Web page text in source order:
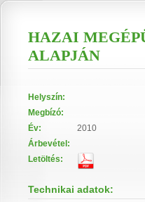
HAZAI
ALAPJÁN
Helyszín:
Megbízó:
Év:
2010
Árbevétel:
Letöltés:
Technikai adatok: